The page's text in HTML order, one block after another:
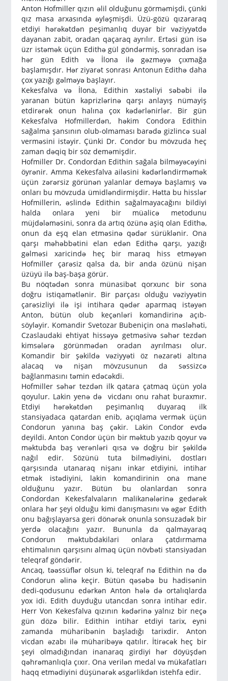
Anton Hofmiller qızın əlil olduğunu görməmişdi, çünki
qız masa arxasında əyləşmişdi. Üzü-gözü qızararaq
etdiyi hərəkətdən peşimanlıq duyar bir vəziyyətdə
dayanan zabit, oradan qaçaraq ayrılır. Ertəsi gün isə
üzr istəmək üçün Edithə gül göndərmiş, sonradan isə
hər gün Edith və İlona ilə gəzməyə çıxmağa
başlamışdır. Hər ziyarət sonrası Antonun Edithə daha
çox yazığı gəlməyə başlayır.
Kekesfalva və İlona, Edithin xəstəliyi səbəbi ilə
yaranan bütün kaprizlərinə qarşı anlayış nümayiş
etdirərək onun halına çox kədərlənirlər. Bir gün
Kekesfalva Hofmillerdən, həkim Condora Edithin
sağalma şansının olub-olmaması barədə gizlincə sual
verməsini istəyir. Çünki Dr. Condor bu mövzuda heç
zaman dəqiq bir söz deməmişdir.
Hofmiller Dr. Condordan Edithin sağala bilməyəcəyini
öyrənir. Amma Kekesfalva ailəsini kədərləndirməmək
üçün zərərsiz görünən yalanlar deməyə başlamış və
onları bu mövzuda ümidləndirmişdir. Hətta bu hisslər
Hofmillerin, əslində Edithin sağalmayacağını bildiyi
halda onlara yeni bir müalicə metodunu
müjdələməsini, sonra da artıq özünə aşiq olan Edithə,
onun da eşq elan etməsinə qədər sürüklənir. Ona
qarşı məhəbbətini elan edən Edithə qarşı, yazığı
gəlməsi xaricində heç bir maraq hiss etməyən
Hofmiller çarəsiz qalsa da, bir anda özünü nişan
üzüyü ilə baş-başa görür.
Bu nöqtədən sonra münasibət qorxunc bir sona
doğru istiqamətlənir. Bir parçası olduğu vəziyyətin
çarəsizliyi ilə işi intihara qədər aparmaq istəyən
Anton, bütün olub keçənləri komandirinə açıb-
söyləyir. Komandir Svetozar Bubeniçin ona məsləhəti,
Czaslaudaki ehtiyat hissəyə getməsivə səhər tezdən
kimsələrə görünmədən oradan ayrılması olur.
Komandir bir şəkildə vəziyyəti öz nəzarəti altına
alacaq və nişan mövzusunun da səssizcə
bağlanmasını təmin edəcəkdi.
Hofmiller səhər tezdən ilk qatara çatmaq üçün yola
qoyulur. Lakin yenə də vicdanı onu rahat buraxmır.
Etdiyi hərəkətdən peşimanlıq duyaraq ilk
stansiyadaca qatardan enib, açıqlama vermək üçün
Condorun yanına baş çəkir. Lakin Condor evdə
deyildi. Anton Condor üçün bir məktub yazıb qoyur və
məktubda baş verənləri qısa və doğru bir şəkildə
nağıl edir. Sözünü tuta bilmədiyini, dostları
qarşısında utanaraq nişanı inkar etdiyini, intihar
etmək istədiyini, lakin komandirinin ona mane
olduğunu yazır. Bütün bu olanlardan sonra
Condordan Kekesfalvaların malikanələrinə gedərək
onlara hər şeyi olduğu kimi danışmasını və əgər Edith
onu bağışlayarsa geri dönərək onunla sonsuzadək bir
yerdə olacağını yazır. Bununla da qalmayaraq
Condorun məktubdakilari onlara çatdırmama
ehtimalının qarşısını almaq üçün növbəti stansiyadan
teleqraf göndərir.
Ancaq, təəssüflər olsun ki, teleqraf nə Edithin nə də
Condorun əlinə keçir. Bütün qəsəbə bu hadisənin
dedi-qodusunu edərkən Anton hələ də ortalıqlarda
yox idi. Edith duyduğu utancdan sonra intihar edir.
Herr Von Kekesfalva qızının kədərinə yalnız bir neçə
gün dözə bilir. Edithin intihar etdiyi tarix, eyni
zamanda müharibənin başladığı tarixdir. Anton
vicdan əzabı ilə müharibəyə qatılır. İtirəcək heç bir
şeyi olmadığından inanaraq girdiyi hər döyüşdən
qəhrəmanlıqla çıxır. Ona verilən medal və mükafatları
haqq etmədiyini düşünərək əsgərlikdən istehfa edir.